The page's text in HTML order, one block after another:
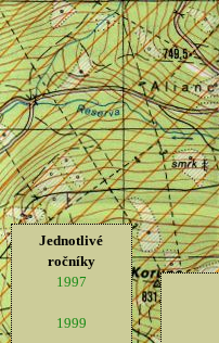
Jednotlivé
ročníky
1997
1999